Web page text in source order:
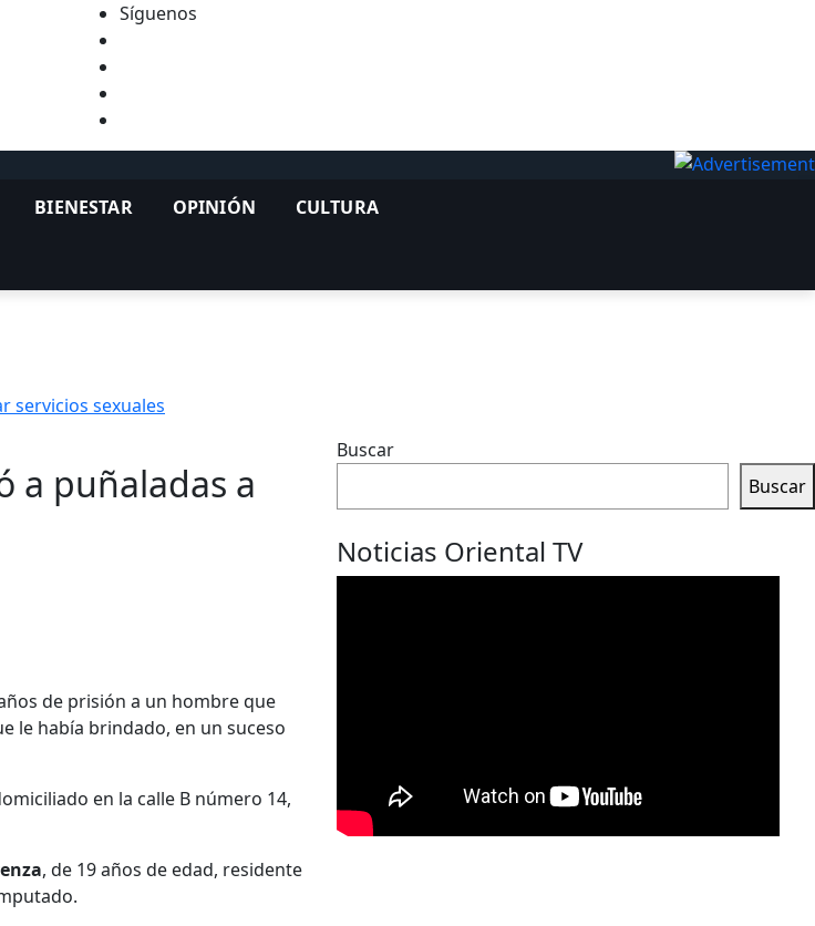
Síguenos
BIENESTAR OPINIÓN CULTURA
servicios sexuales
a puñaladas a
de prisión a un hombre que
le había brindado, en un suceso
en la calle B número 14,
, de 19 años de edad, residente
Buscar
Buscar
Noticias Oriental TV